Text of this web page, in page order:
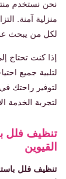
نحن نستخدم
منزلية آمنة.
لكل من يبحث
إذا كنت تحتاج
لتلبية جميع
لتوفير راحتك
لتجربة الخدمة
تنظيف فلل
القيوين
تنظيف فلل